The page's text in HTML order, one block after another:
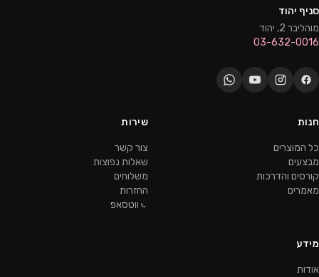
סניף יהוד
מוהליבר 2, יהוד
03-632-0016
חנות
כל המוצרים
מבצעים
קורסים והדרכות
מאמרים
שירות
צור קשר
שאלות נפוצות
משלוחים
החזרות
ווטסאפ
מידע
אודות